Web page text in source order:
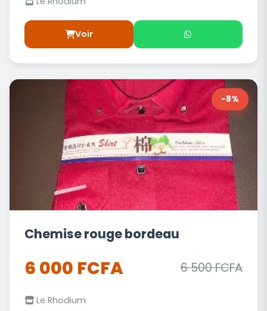
Voir
-8%
Chemise rouge bordeau
6 000 FCFA 6 500 FCFA
Le Rhodium